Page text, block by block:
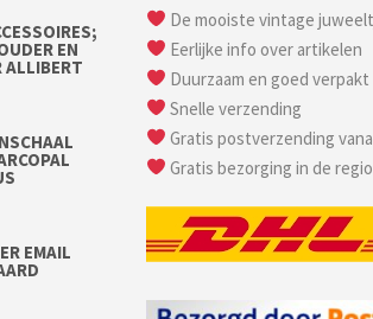
EN
ALLIBERT
EMAIL
De mooiste vintage
Eerlijke info over artikelen
Duurzaam en goed verpakt
Snelle verzending
Gratis postverzending
Gratis bezorging in de regio